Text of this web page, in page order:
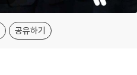
공유하기